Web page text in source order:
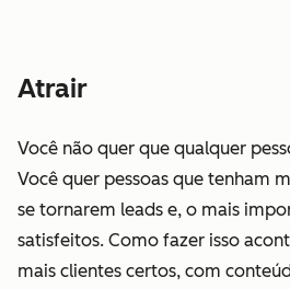
Atrair
Você não quer que qualquer
Você quer pessoas que tenham
se tornarem leads e, o mais
satisfeitos. Como fazer isso
mais clientes certos, com